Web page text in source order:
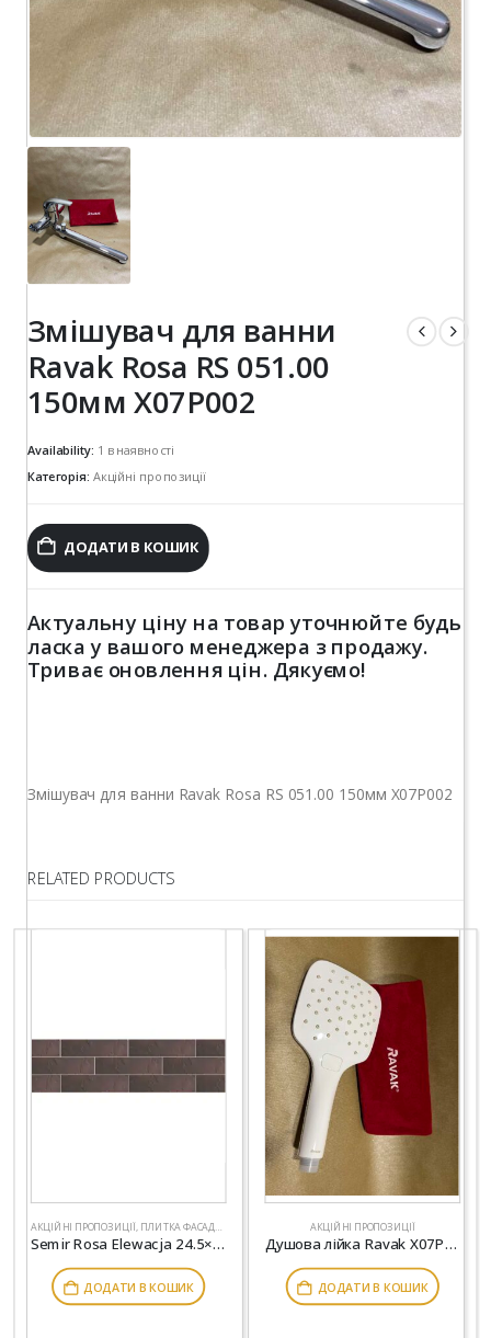
Змішувач для ванни
Ravak Rosa RS 051.00
150мм X07P002
Availability: 1 в наявності
Категорія: Акційні пропозиції
ДОДАТИ В КОШИК
Актуальну ціну на товар уточнюйте будь
ласка у вашого менеджера з продажу.
Триває оновлення цін. Дякуємо!
Змішувач для ванни Ravak Rosa RS 051.00 150мм X07P002
RELATED PRODUCTS
АКЦІЙНІ ПРОПОЗИЦІЇ, ПЛИТКА ФАСАДНА, КЛІНКЕРНА
Semir Rosa Elewacja 24.5×6.58 -25%
ДОДАТИ В КОШИК
АКЦІЙНІ ПРОПОЗИЦІЇ
Душова лійка Ravak X07P349 3 режими 958.10
ДОДАТИ В КОШИК